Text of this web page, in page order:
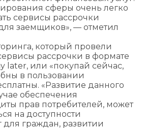
сферы очень легко
сервисы рассрочки
заемщиков», — отметил
который провели
рассрочки в формате
later, или «покупай сейчас,
в пользовании
«Развитие данного
обеспечения
прав потребителей, может
на доступности
для граждан, развитии